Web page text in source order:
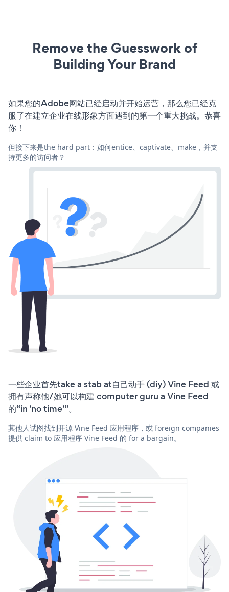
Remove the Guesswork of
Building Your Brand
如果您的Adobe网站已经启动并开始运营，那么您已经克
服了在建立企业在线形象方面遇到的第一个重大挑战。恭喜
你！
但接下来是the hard part：如何entice、captivate、make，并支
持更多的访问者？
一些企业首先take a stab at自己动手 (diy) Vine Feed 或
拥有声称他/她可以构建 computer guru a Vine Feed
的“in 'no time'”。
其他人试图找到开源 Vine Feed 应用程序，或 foreign companies
提供 claim to 应用程序 Vine Feed 的 for a bargain。